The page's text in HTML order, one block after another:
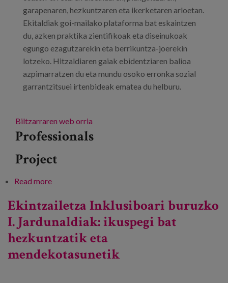
garapenaren, hezkuntzaren eta ikerketaren arloetan.
Ekitaldiak goi-mailako plataforma bat eskaintzen
du, azken praktika zientifikoak eta diseinukoak
egungo ezagutzarekin eta berrikuntza-joerekin
lotzeko. Hitzaldiaren gaiak ebidentziaren balioa
azpimarratzen du eta mundu osoko erronka sozial
garrantzitsuei irtenbideak ematea du helburu.
Biltzarraren web orria
Professionals
Project
Read moreabout Arkitektura, Ikerketa, Zaintza eta Osasunari
Ekintzailetza Inklusiboari buruzko
I. Jardunaldiak: ikuspegi bat
hezkuntzatik eta
mendekotasunetik